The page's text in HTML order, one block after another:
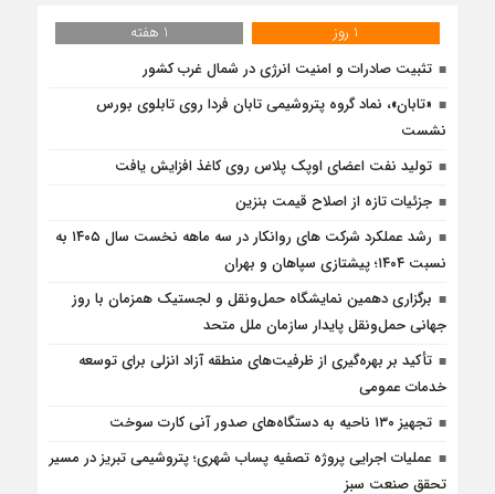
1 روز
1 هفته
تثبیت صادرات و امنیت انرژی در شمال‌ غرب کشور
«تابان»، نماد گروه پتروشیمی تابان فردا روی تابلوی بورس
نشست
تولید نفت اعضای اوپک پلاس روی کاغذ افزایش یافت
جزئیات تازه از اصلاح قیمت بنزین
رشد عملکرد شرکت های روانکار در سه ماهه نخست سال ۱۴۰۵ به
نسبت ۱۴۰۴؛ پیشتازی سپاهان و بهران
برگزاری دهمین نمایشگاه حمل‌ونقل و لجستیک همزمان با روز
جهانی حمل‌ونقل پایدار سازمان ملل متحد
تأكید بر بهره‌گیری از ظرفیت‌های منطقه آزاد انزلی برای توسعه
خدمات عمومی
تجهیز ۱۳۰ ناحیه به دستگاه‌های صدور آنی کارت سوخت
عملیات اجرایی پروژه تصفیه پساب شهری؛ پتروشیمی تبریز در مسیر
تحقق صنعت سبز